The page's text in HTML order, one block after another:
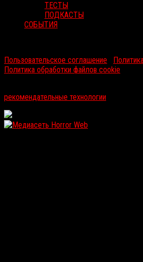
ТЕСТЫ
ПОДКАСТЫ
СОБЫТИЯ
Пользовательское соглашение
Политика обработки файлов cookie
рекомендательные технологии